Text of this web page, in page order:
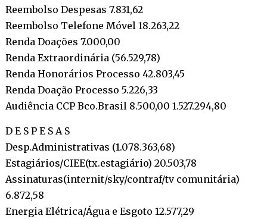
Reembolso Despesas 7.831,62
Reembolso Telefone Móvel 18.263,22
Renda Doações 7.000,00
Renda Extraordinária (56.529,78)
Renda Honorários Processo 42.803,45
Renda Doação Processo 5.226,33
Audiência CCP Bco.Brasil 8.500,00 1.527.294,80
D E S P E S A S
Desp.Administrativas (1.078.363,68)
Estagiários/CIEE(tx.estagiário) 20.503,78
Assinaturas(internit/sky/contraf/tv comunitária)
6.872,58
Energia Elétrica/Água e Esgoto 12.577,29